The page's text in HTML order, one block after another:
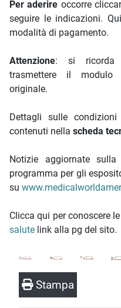
Per aderire occorre
seguire le indicazioni.
modalità di pagamento.
Attenzione: si ricorda
trasmettere il modulo
originale.
Dettagli sulle
contenuti nella scheda
Notizie aggiornate
programma per gli
su
Clicca qui per conoscere
salute link alla pg del sito.
Stampa